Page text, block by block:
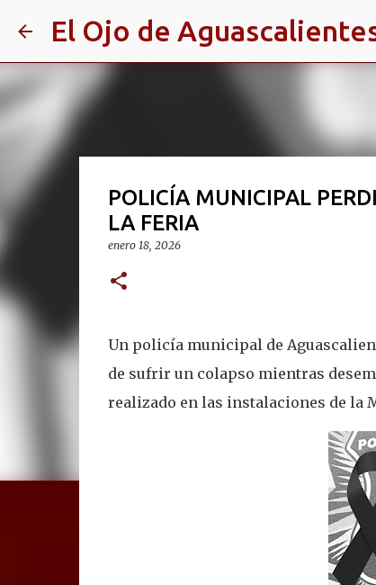
El Ojo de
POLICÍA MUNICIPAL
LA FERIA
enero 18, 2026
Un policía municipal de
de sufrir un colapso mientras
realizado en las instalaciones de la